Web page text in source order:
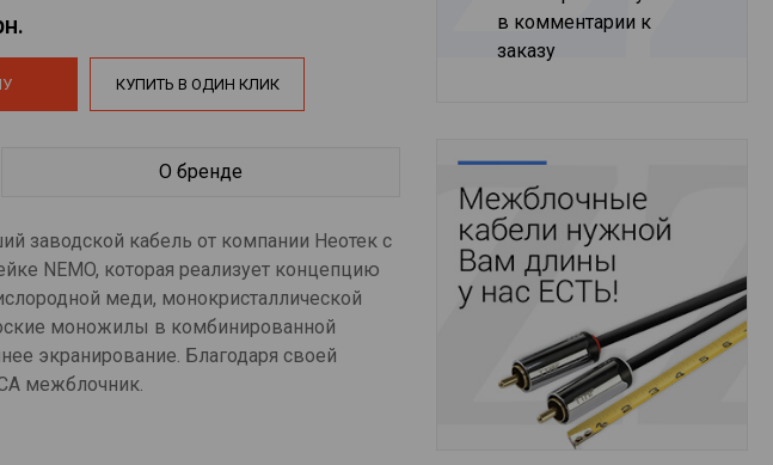
КУПИТЬ В ОДИН КЛИК
О бренде
заводской кабель от компании Неотек с
NEMO, которая реализует концепцию
меди, монокристаллической
моножилы в комбинированной
экранирование. Благодаря своей
межблочник.
в комментарии к
заказу